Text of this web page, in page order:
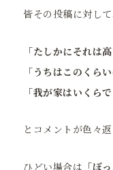
皆その投稿に対して
「たしかにそれは高
「うちはこのくら
「我が家はいくらで
とコメントが色々
ひどい場合は 「ぼ